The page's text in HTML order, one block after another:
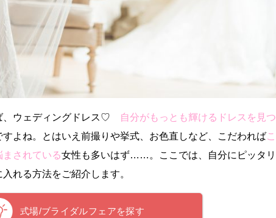
、ウェディングドレス♡
自分がもっとも輝けるドレスを見つ
よね。とはいえ前撮りや挙式、お色直しなど、こだわればこ
されている女性も多いはず……。ここでは、自分にピッタリ
れる方法をご紹介します。
式場/ブライダルフェアを探す